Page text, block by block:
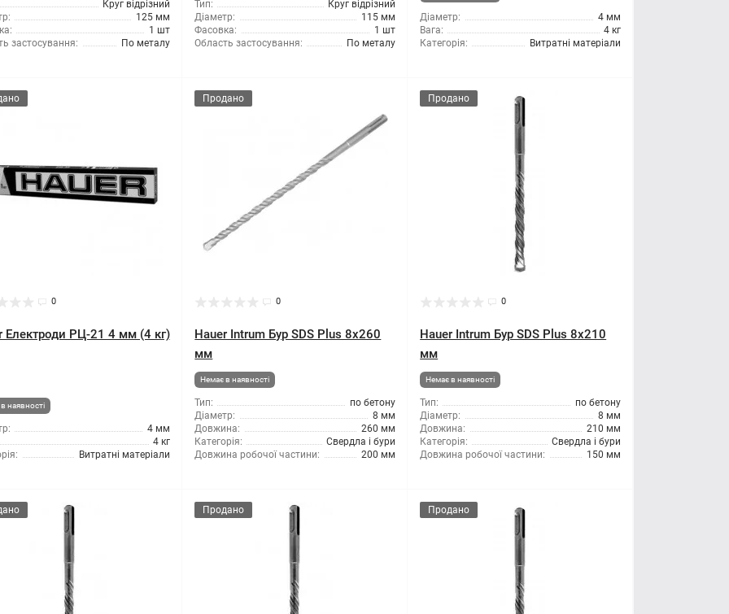
Круг відрізний
125 мм
1 шт
застосування:
По металу
Тип:
Круг відрізний
Діаметр:
115 мм
Фасовка:
1 шт
Область застосування:
По металу
Діаметр:
4 мм
Вага:
4 кг
Категорія:
Витратні матеріали
0
Електроди РЦ-21 4 мм (4 кг)
наявності
4 мм
4 кг
Витратні матеріали
Продано
0
Hauer Intrum Бур SDS Plus 8x260
мм
Немає в наявності
Тип:
по бетону
Діаметр:
8 мм
Довжина:
260 мм
Категорія:
Свердла і бури
Довжина робочої частини:
200 мм
Продано
0
Hauer Intrum Бур SDS Plus 8x210
мм
Немає в наявності
Тип:
по бетону
Діаметр:
8 мм
Довжина:
210 мм
Категорія:
Свердла і бури
Довжина робочої частини:
150 мм
Продано Продано